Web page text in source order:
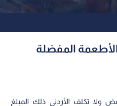
المفضلة
تكلف الأردني ذلك المبلغ